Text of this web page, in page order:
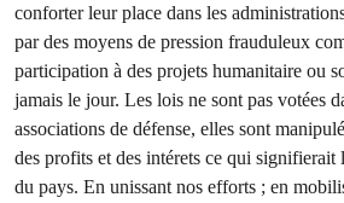
conforter leur place dans les
par des moyens de pression frauduleux
participation à des projets humanitaire ou
jamais le jour. Les lois ne sont pas votées
associations de défense, elles sont
des profits et des intérets ce qui
du pays. En unissant nos efforts ; en